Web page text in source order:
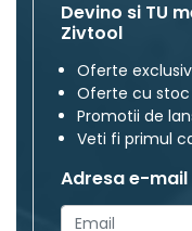
Devino si TU
Zivtool
Oferte
Oferte cu
Promotii de
Veti fi primul
Adresa e-mail